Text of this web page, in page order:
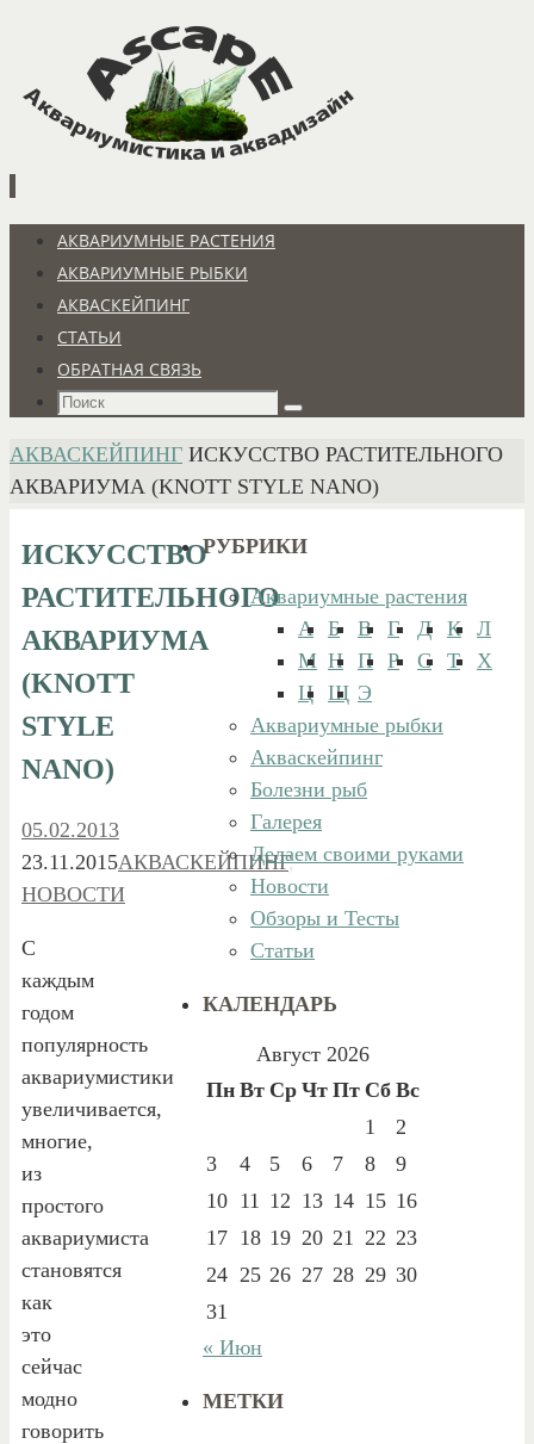
содержимому
Перейти
содержимому
АКВАРИУМНЫЕ РАСТЕНИЯ
АКВАРИУМНЫЕ РЫБКИ
АКВАСКЕЙПИНГ
СТАТЬИ
ОБРАТНАЯ СВЯЗЬ
Что
Поиск
ГЛАВНАЯ
АКВАСКЕЙПИНГ ИСКУССТВО РАСТИТЕЛЬНОГО
АКВАРИУМА (KNOTT STYLE NANO)
ИСКУССТВО
РАСТИТЕЛЬНОГО
АКВАРИУМА
(KNOTT
STYLE
NANO)
05.02.2013
23.11.2015АКВАСКЕЙПИНГ,
НОВОСТИ
С
каждым
годом
популярность
аквариумистики
увеличивается,
многие,
из
простого
аквариумиста
становятся
как
это
сейчас
модно
говорить
РУБРИКИ
Аквариумные растения
А Б В Г Д К
Л
М Н П Р С Т
Х
Ц Щ Э
Аквариумные рыбки
Акваскейпинг
Болезни рыб
Галерея
Делаем своими руками
Новости
Обзоры и Тесты
Статьи
КАЛЕНДАРЬ
Август 2026
Пн Вт Ср Чт Пт Сб Вс
1
2
3
4 5 6 7 8
9
10 11 12 13 14 15 16
17 18 19 20 21 22 23
24 25 26 27 28 29 30
31
« Июн
МЕТКИ